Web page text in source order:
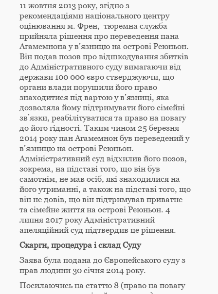
11 жовтня 2013 року, згідно з
рекомендаціями національного центру
оцінювання м. Френ, тюремна служба
прийняла рішення про переведення пана
Агамемнона у в’язницю на острові Реюньон.
Він подав позов про відшкодування збитків
до Адміністративного суду вимагаючи від
держави 100 000 євро стверджуючи, що
органи влади порушили його право
знаходитися під вартою у в’язниці, яка
дозволяла йому підтримувати його сімейні
зв’язки, реабілітуватися та право на повагу
до його гідності. Таким чином 25 березня
2014 року пан Агамемнон був переведений у
в’язницю на острові Реюньон.
Адміністративний суд відхилив його позов,
зокрема, на підставі того, що він був
самотнім, не мав осіб, які знаходилися на
його утриманні, а також на підставі того, що
він не довів, що він підтримував приватне
та сімейне життя на острові Реюньон. 4
липня 2017 року Адміністративний
апеляційний суд підтвердив це рішення.
Скарги, процедура і склад Суду
Заява була подана до Європейського суду з
прав людини 30 січня 2014 року.
Посилаючись на статтю 8 (право на повагу